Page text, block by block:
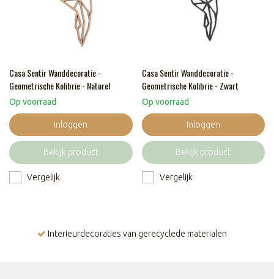
Casa Sentir Wanddecoratie -
Geometrische Kolibrie - Naturel
Op voorraad
Inloggen
Bekijk product
Vergelijk
Casa Sentir Wanddecoratie -
Geometrische Kolibrie - Zwart
Op voorraad
Inloggen
Bekijk product
Vergelijk
Interieurdecoraties van gerecyclede materialen